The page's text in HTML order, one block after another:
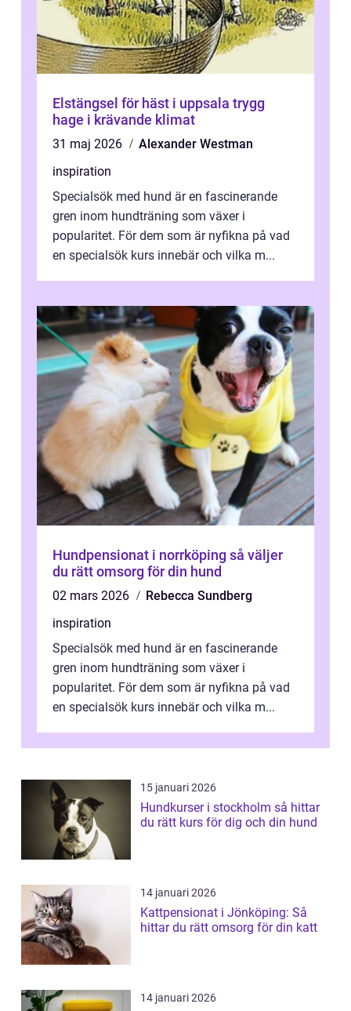
Elstängsel för häst i uppsala trygg
hage i krävande klimat
31 maj 2026
Alexander Westman
inspiration
Specialsök med hund är en fascinerande
gren inom hundträning som växer i
popularitet. För dem som är nyfikna på vad
en specialsök kurs innebär och vilka m...
Hundpensionat i norrköping så väljer
du rätt omsorg för din hund
02 mars 2026
Rebecca Sundberg
inspiration
Specialsök med hund är en fascinerande
gren inom hundträning som växer i
popularitet. För dem som är nyfikna på vad
en specialsök kurs innebär och vilka m...
15 januari 2026
Hundkurser i stockholm så hittar
du rätt kurs för dig och din hund
14 januari 2026
Kattpensionat i Jönköping: Så
hittar du rätt omsorg för din katt
14 januari 2026